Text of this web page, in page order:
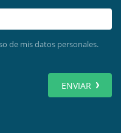
de mis datos personales.
ENVIAR